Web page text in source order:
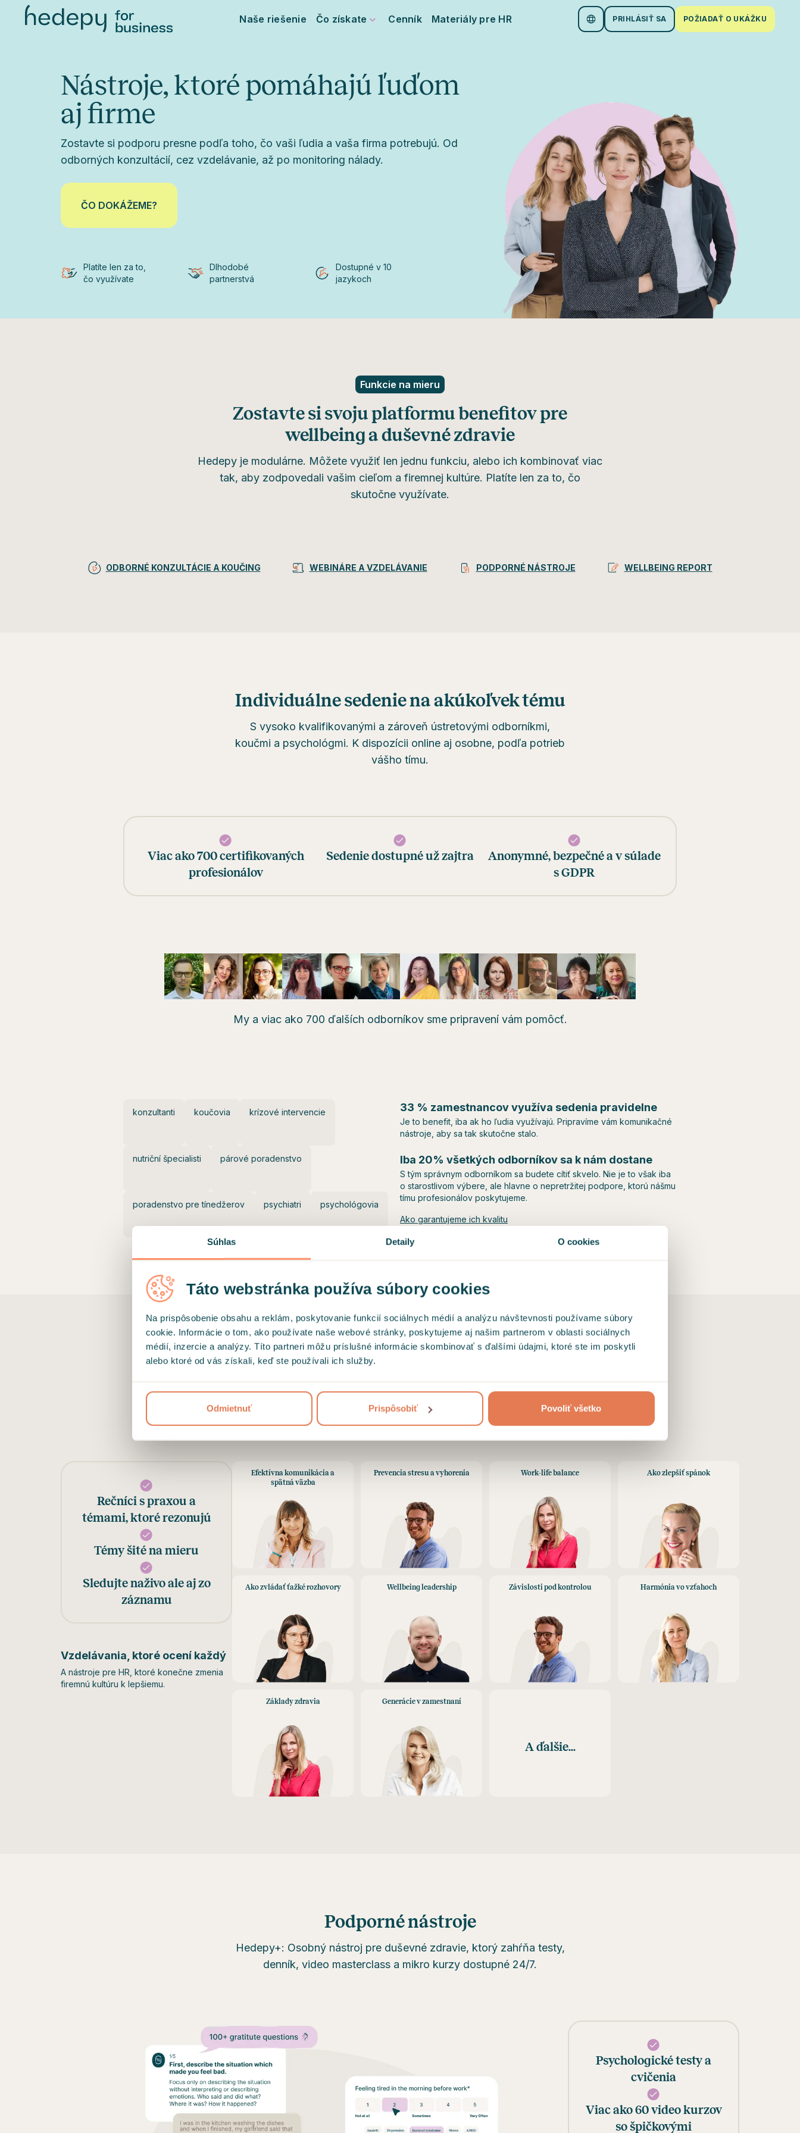
Súhlas Detaily O cookies
Táto webstránka používa súbory cookies
Na prispôsobenie obsahu a reklám, poskytovanie funkcií sociálnych médií a analýzu návštevnosti používame súbory
cookie. Informácie o tom, ako používate naše webové stránky, poskytujeme aj našim partnerom v oblasti sociálnych
médií, inzercie a analýzy. Títo partneri môžu príslušné informácie skombinovať s ďalšími údajmi, ktoré ste im poskytli
alebo ktoré od vás získali, keď ste používali ich služby.
Odmietnuť Prispôsobiť Povoliť všetko
Naše riešenie Čo získate Cenník Materiály pre HR PRIHLÁSIŤ SA POŽIADAŤ O UKÁŽKU
Nástroje, ktoré pomáhajú ľuďom
aj firme
Zostavte si podporu presne podľa toho, čo vaši ľudia a vaša firma potrebujú. Od
odborných konzultácií, cez vzdelávanie, až po monitoring nálady.
ČO DOKÁŽEME?
Platíte len za to,
čo využívate
Dlhodobé
partnerstvá
Dostupné v 10
jazykoch
Funkcie na mieru
Zostavte si svoju platformu benefitov pre
wellbeing a duševné zdravie
Hedepy je modulárne. Môžete využiť len jednu funkciu, alebo ich kombinovať viac
tak, aby zodpovedali vašim cieľom a firemnej kultúre. Platíte len za to, čo
skutočne využívate.
ODBORNÉ KONZULTÁCIE A KOUČING WEBINÁRE A VZDELÁVANIE PODPORNÉ NÁSTROJE WELLBEING REPORT
Individuálne sedenie na akúkoľvek tému
S vysoko kvalifikovanými a zároveň ústretovými odborníkmi,
koučmi a psychológmi. K dispozícii online aj osobne, podľa potrieb
vášho tímu.
Viac ako 700 certifikovaných
profesionálov
Sedenie dostupné už zajtra
Anonymné, bezpečné a v súlade
s GDPR
My a viac ako 700 ďalších odborníkov sme pripravení vám pomôcť.
konzultanti koučovia krízové intervencie
nutriční špecialisti párové poradenstvo
poradenstvo pre tínedžerov psychiatri psychológovia
33 % zamestnancov využíva sedenia pravidelne
Je to benefit, iba ak ho ľudia využívajú. Pripravíme vám komunikačné
nástroje, aby sa tak skutočne stalo.
Iba 20% všetkých odborníkov sa k nám dostane
S tým správnym odborníkom sa budete cítiť skvelo. Nie je to však iba
o starostlivom výbere, ale hlavne o nepretržitej podpore, ktorú nášmu
tímu profesionálov poskytujeme.
Ako garantujeme ich kvalitu
Webináre a vzdelávanie
Webináre vedené expertmi, zamerané na témy ako je stres,
vyhorenie, leadership a odolnosť.
Efektívna komunikácia a
spätná väzba
Prevencia stresu a vyhorenia Work-life balance Ako zlepšiť spánok
Ako zvládať ťažké rozhovory Wellbeing leadership Závislosti pod kontrolou Harmónia vo vzťahoch
Základy zdravia Generácie v zamestnaní
A ďalšie...
Rečníci s praxou a
témami, ktoré rezonujú
Témy šité na mieru
Sledujte naživo ale aj zo
záznamu
Vzdelávania, ktoré ocení každý
A nástroje pre HR, ktoré konečne zmenia
firemnú kultúru k lepšiemu.
Podporné nástroje
Hedepy+: Osobný nástroj pre duševné zdravie, ktorý zahŕňa testy,
denník, video masterclass a mikro kurzy dostupné 24/7.
Psychologické testy a
cvičenia
Viac ako 60 video kurzov
so špičkovými